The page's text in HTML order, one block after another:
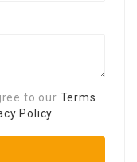
to our Terms
Policy